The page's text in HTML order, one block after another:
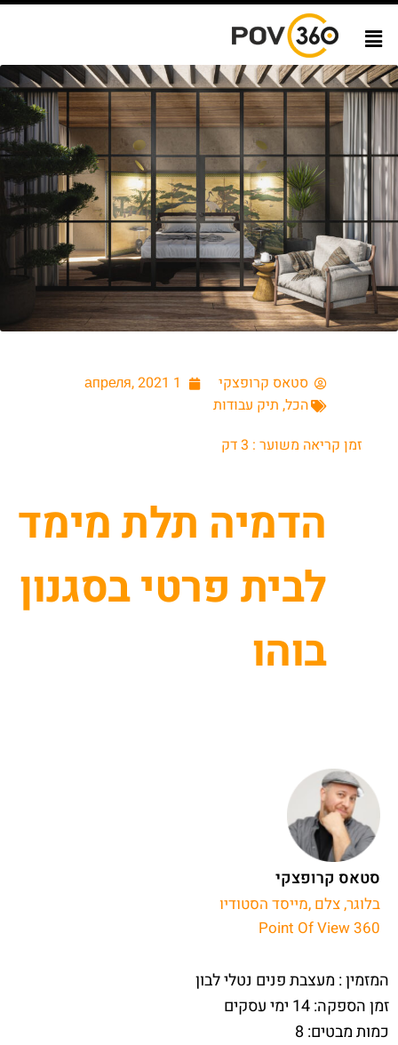
סטאס קרופצקי
1 апреля, 2021
הכל, תיק עבודות
זמן קריאה משוער : 3דק
הדמיה תלת מימד
לבית פרטי בסגנון
בוהו
סטאס קרופצקי
בלוגר, צלם ,מייסד הסטודיו
Point Of View 360
המזמין : מעצבת פנים נטלי לבון
זמן הספקה: 14 ימי עסקים
כמות מבטים: 8